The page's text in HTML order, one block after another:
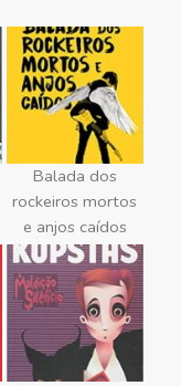
Balada dos
rockeiros mortos
e anjos caídos